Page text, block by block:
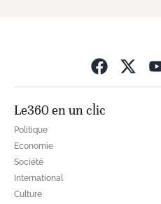
Le360 en un clic
Politique
Economie
Société
International
Culture